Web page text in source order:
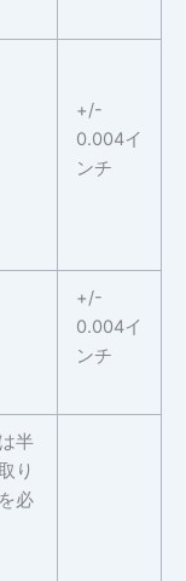
+/-
0.004イ
ンチ
+/-
0.004イ
ンチ
半
り
必